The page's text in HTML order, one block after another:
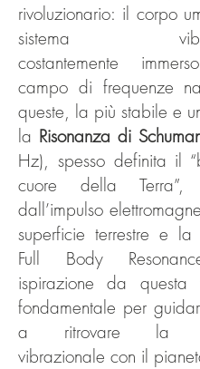
rivoluzionario: il corpo
sistema
costantemente
campo di frequenze
queste, la più stabile e
la Risonanza di
Hz), spesso definita il
cuore della Terra”,
dall’impulso
superficie terrestre e la
Full Body
ispirazione da questa
fondamentale per
a ritrovare la
vibrazionale con il